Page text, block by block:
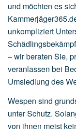
und möchten es
unkompliziert
– wir beraten Sie,
veranlassen bei
Umsiedlung des
Wespen sind
unter Schutz.
von ihnen meist